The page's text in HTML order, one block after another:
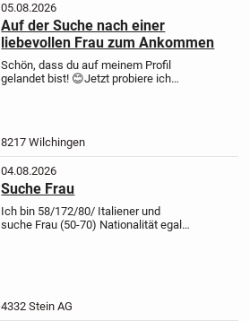
05.08.2026
Auf der Suche nach einer
liebevollen Frau zum Ankommen
Schön, dass du auf meinem Profil
gelandet bist! 😊Jetzt probiere ich
8217 Wilchingen
04.08.2026
Suche Frau
Ich bin 58/172/80/ Italiener und
suche Frau (50-70) Nationalität egal,
4332 Stein AG